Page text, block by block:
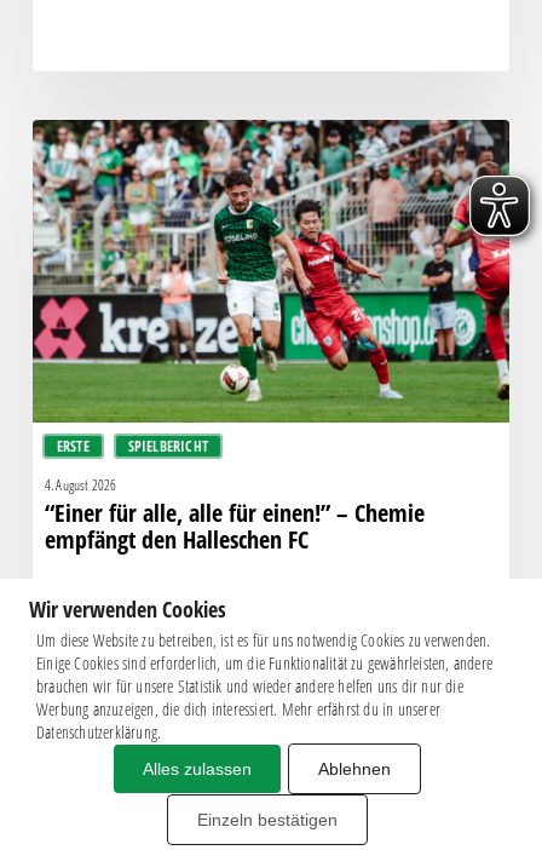
ERSTE SPIELBERICHT
“Einer
für
alle,
alle
für
einen!”
–
Chemie
empfängt
den
Halleschen
FC
4. August 2026
“Einer für alle, alle für einen!” – Chemie
empfängt den Halleschen FC
Impressum|Datenschutz
BSG CHEMIE LEIPZIG © 2026
MITGLIEDERZAHL: 2.816
Wir verwenden Cookies
Um diese Website zu betreiben, ist es für uns notwendig Cookies zu verwenden.
Einige Cookies sind erforderlich, um die Funktionalität zu gewährleisten, andere
brauchen wir für unsere Statistik und wieder andere helfen uns dir nur die
Werbung anzuzeigen, die dich interessiert. Mehr erfährst du in unserer
Datenschutzerklärung.
Alles zulassen Ablehnen
Einzeln bestätigen